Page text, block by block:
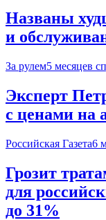
Названы
и
За рулем5 месяцев
Эксперт
с ценами на
Российская Газета6
Грозит
для
до 31%